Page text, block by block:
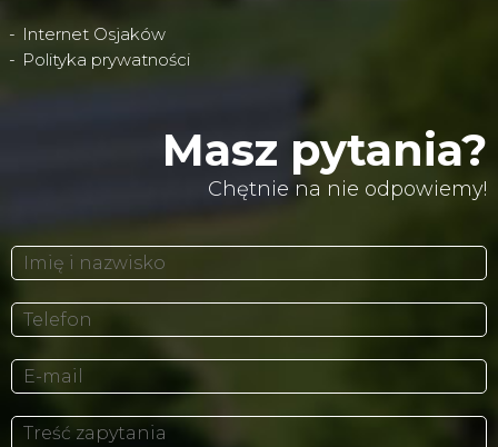
Internet Osjaków
Polityka prywatności
Masz pytania?
Chętnie na nie odpowiemy!